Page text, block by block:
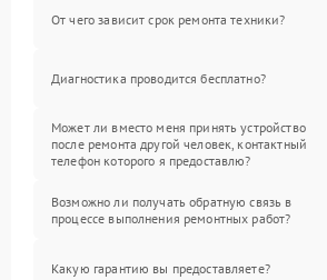
От чего зависит срок ремонта техники?
Диагностика проводится бесплатно?
Может ли вместо меня принять устройство
после ремонта другой человек, контактный
телефон которого я предоставлю?
Возможно ли получать обратную связь в
процессе выполнения ремонтных работ?
Какую гарантию вы предоставляете?